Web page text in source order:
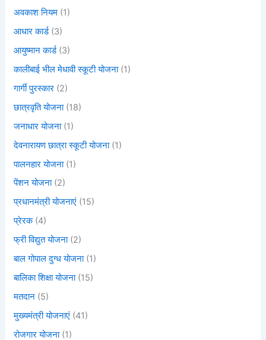
अवकाश नियम (1)
आधार कार्ड(3)
आयुष्मान कार्ड(3)
कालीबाई भील मेधावी स्कूटी योजना(1)
गार्गी पुरस्कार (2)
छात्रवृति योजना(18)
जनाधार योजना(1)
देवनारायण छात्रा स्कूटी योजना(1)
पालनहार योजना(1)
पेंशन योजना(2)
प्रधानमंत्री योजनाएं (15)
प्रेरक(4)
फ्री विद्युत योजना(2)
बाल गोपाल दुग्ध योजना(1)
बालिका शिक्षा योजना(15)
मतदान (5)
मुख्यमंत्री योजनाएं (41)
रोजगार योजना(1)